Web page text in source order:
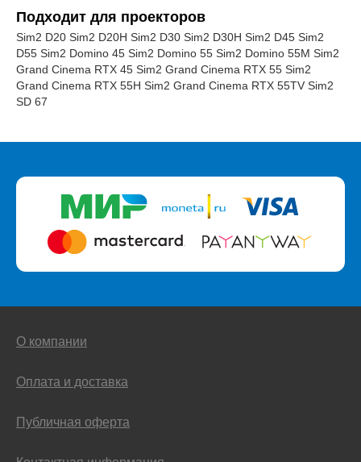
Подходит для проекторов
Sim2 D20 Sim2 D20H Sim2 D30 Sim2 D30H Sim2 D45 Sim2
D55 Sim2 Domino 45 Sim2 Domino 55 Sim2 Domino 55M Sim2
Grand Cinema RTX 45 Sim2 Grand Cinema RTX 55 Sim2
Grand Cinema RTX 55H Sim2 Grand Cinema RTX 55TV Sim2
SD 67
О компании
Оплата и доставка
Публичная оферта